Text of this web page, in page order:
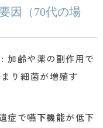
因（70代の場
: 加齢や薬の副作用で
り細菌が増殖す
症で嚥下機能が低下